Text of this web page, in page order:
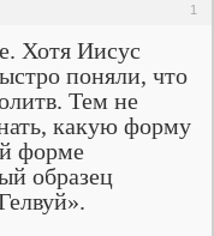
1
Хотя Иисус
поняли, что
Тем не
какую форму
форме
образец